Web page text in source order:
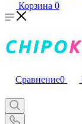
Корзина 0
Сравнение0